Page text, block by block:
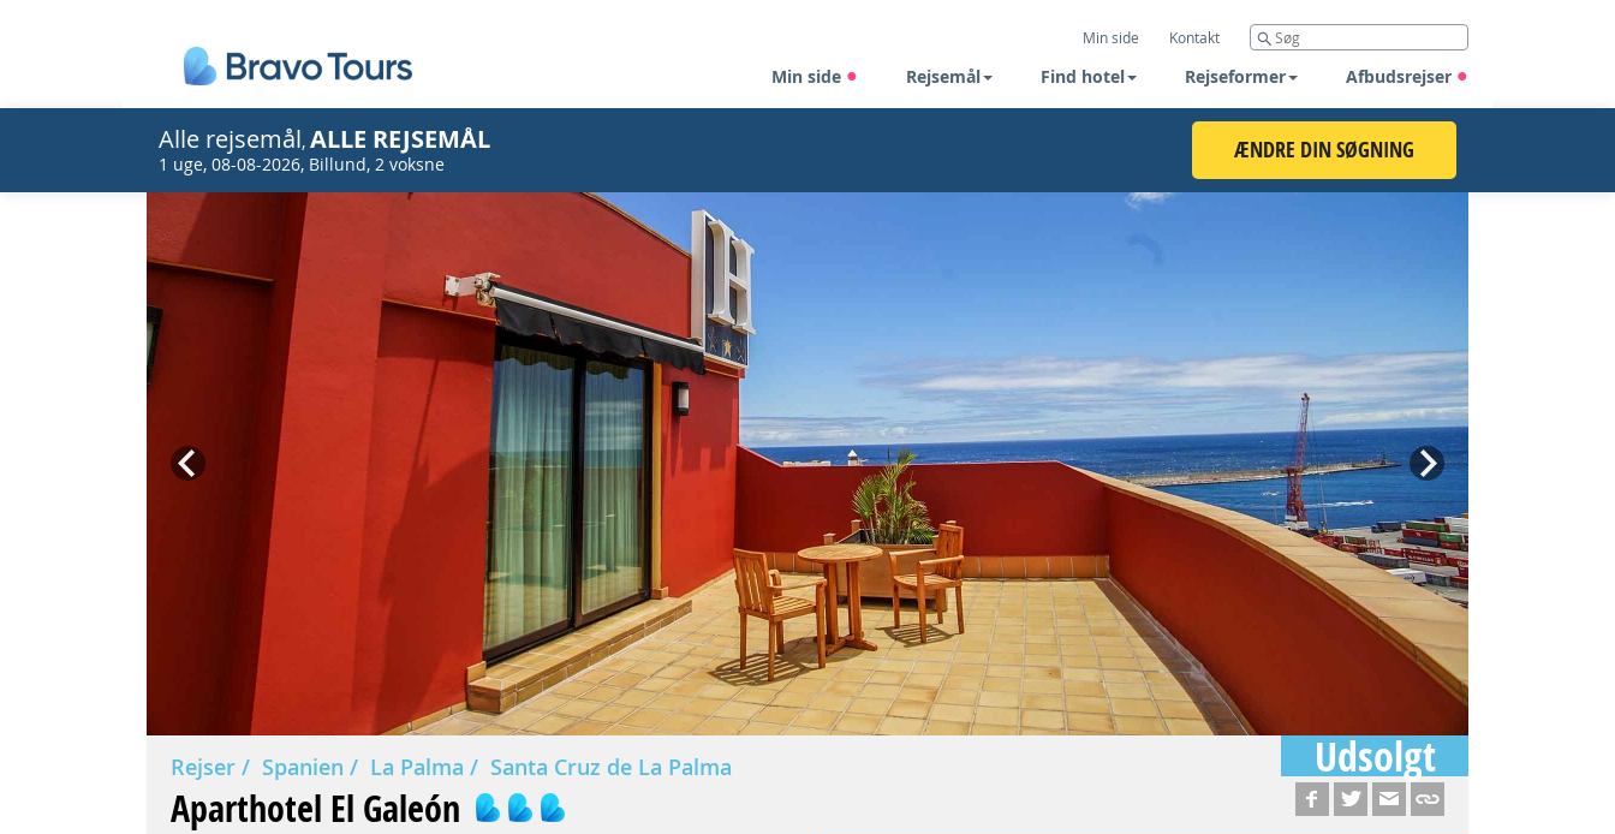
Min side Kontakt
Min side Rejsemål Find hotel Rejseformer Afbudsrejser
Alle rejsemål, ALLE REJSEMÅL
1 uge, 08-08-2026, Billund, 2 voksne ÆNDRE DIN SØGNING
Prev Next
Rejser Spanien La Palma Santa Cruz de La Palma Udsolgt
Aparthotel El Galeón